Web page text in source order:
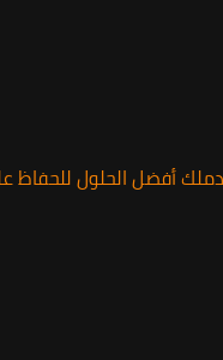
أفضل الحلول للحفاظ